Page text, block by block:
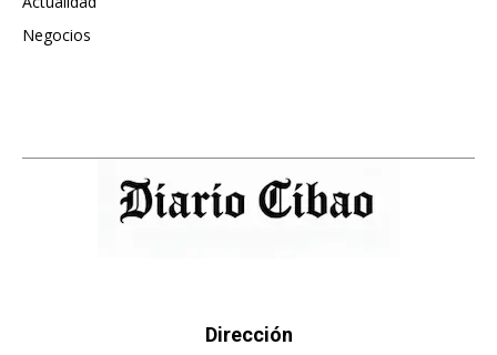
Negocios
Dirección